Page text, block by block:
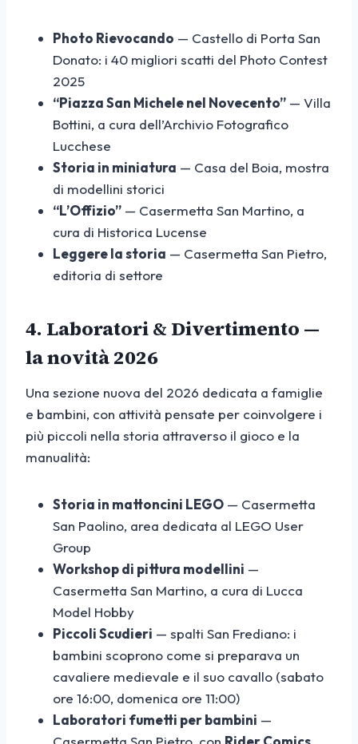
Photo Rievocando — Castello di Porta San
Donato: i 40 migliori scatti del Photo Contest
2025
“Piazza San Michele nel Novecento” — Villa
Bottini, a cura dell’Archivio Fotografico
Lucchese
Storia in miniatura — Casa del Boia, mostra
di modellini storici
“L’Offizio” — Casermetta San Martino, a
cura di Historica Lucense
Leggere la storia — Casermetta San Pietro,
editoria di settore
4. Laboratori & Divertimento —
la novità 2026
Una sezione nuova del 2026 dedicata a famiglie
e bambini, con attività pensate per coinvolgere i
più piccoli nella storia attraverso il gioco e la
manualità:
Storia in mattoncini LEGO — Casermetta
San Paolino, area dedicata al LEGO User
Group
Workshop di pittura modellini —
Casermetta San Martino, a cura di Lucca
Model Hobby
Piccoli Scudieri — spalti San Frediano: i
bambini scoprono come si preparava un
cavaliere medievale e il suo cavallo (sabato
ore 16:00, domenica ore 11:00)
Laboratori fumetti per bambini —